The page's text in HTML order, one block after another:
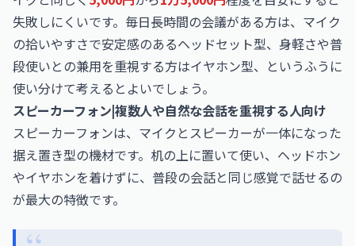
失敗しにくいです。毎日長時間の会議がある方は、マイク
の拾いやすさで安定感のあるヘッドセット型、身軽さや普
段使いとの兼用を重視する方はイヤホン型、というふうに
使い分けて考えるとよいでしょう。
スピーカーフォン|複数人や自然な会話を重視する人向け
スピーカーフォンは、マイクとスピーカーが一体になった
据え置き型の機材です。机の上に置いて使い、ヘッドホン
やイヤホンを着けずに、普段の会話と同じ感覚で話せるの
が最大の特徴です。